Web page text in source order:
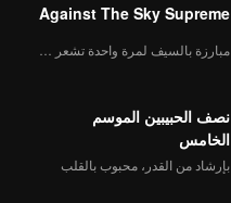
Against The Sky Supreme
نصف الحبيبين الموسم
الخامس
بإرشاد من القدر، محبوب بالقلب